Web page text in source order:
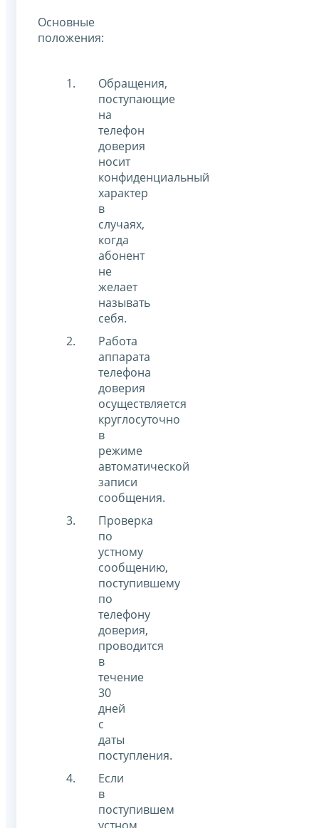
Основные
положения:
Обращения,
поступающие
на
телефон
доверия
носит
конфиденциальный
характер
в
случаях,
когда
абонент
не
желает
называть
себя.
Работа
аппарата
телефона
доверия
осуществляется
круглосуточно
в
режиме
автоматической
записи
сообщения.
Проверка
по
устному
сообщению,
поступившему
по
телефону
доверия,
проводится
в
течение
30
дней
с
даты
поступления.
Если
в
поступившем